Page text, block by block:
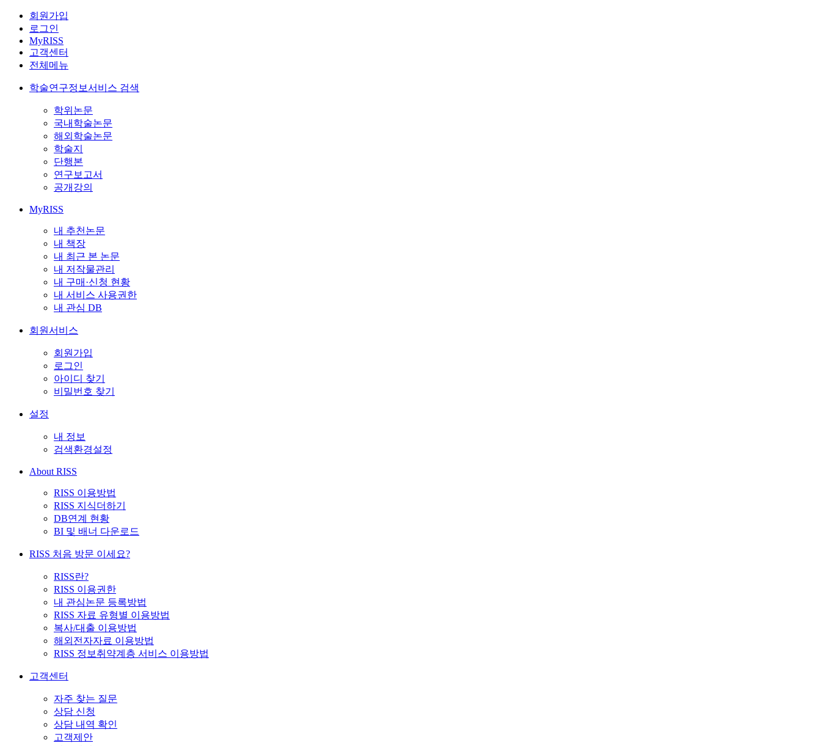
회원가입
로그인
MyRISS
고객센터
전체메뉴
학술연구정보서비스 검색
학위논문
국내학술논문
해외학술논문
학술지
단행본
연구보고서
공개강의
MyRISS
내 추천논문
내 책장
내 최근 본 논문
내 저작물관리
내 구매·신청 현황
내 서비스 사용권한
내 관심 DB
회원서비스
회원가입
로그인
아이디 찾기
비밀번호 찾기
설정
내 정보
검색환경설정
About RISS
RISS 이용방법
RISS 지식더하기
DB연계 현황
BI 및 배너 다운로드
RISS 처음 방문 이세요?
RISS란?
RISS 이용권한
내 관심논문 등록방법
RISS 자료 유형별 이용방법
복사/대출 이용방법
해외전자자료 이용방법
RISS 정보취약계층 서비스 이용방법
고객센터
자주 찾는 질문
상담 신청
상담 내역 확인
고객제안